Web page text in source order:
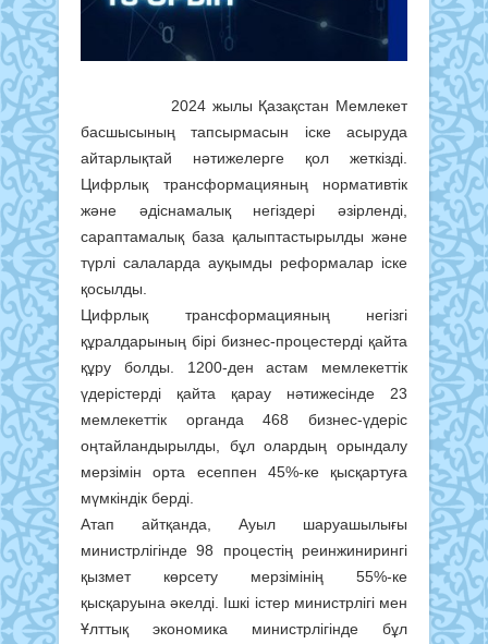
2024 жылы Қазақстан Мемлекет
басшысының тапсырмасын іске асыруда
айтарлықтай нәтижелерге қол жеткізді.
Цифрлық трансформацияның нормативтік
және әдіснамалық негіздері әзірленді,
сараптамалық база қалыптастырылды және
түрлі салаларда ауқымды реформалар іске
қосылды.
Цифрлық трансформацияның негізгі
құралдарының бірі бизнес-процестерді қайта
құру болды. 1200-ден астам мемлекеттік
үдерістерді қайта қарау нәтижесінде 23
мемлекеттік органда 468 бизнес-үдеріс
оңтайландырылды, бұл олардың орындалу
мерзімін орта есеппен 45%-ке қысқартуға
мүмкіндік берді.
Атап айтқанда, Ауыл шаруашылығы
министрлігінде 98 процестің реинжинирингі
қызмет көрсету мерзімінің 55%-ке
қысқаруына әкелді. Ішкі істер министрлігі мен
Ұлттық экономика министрлігінде бұл